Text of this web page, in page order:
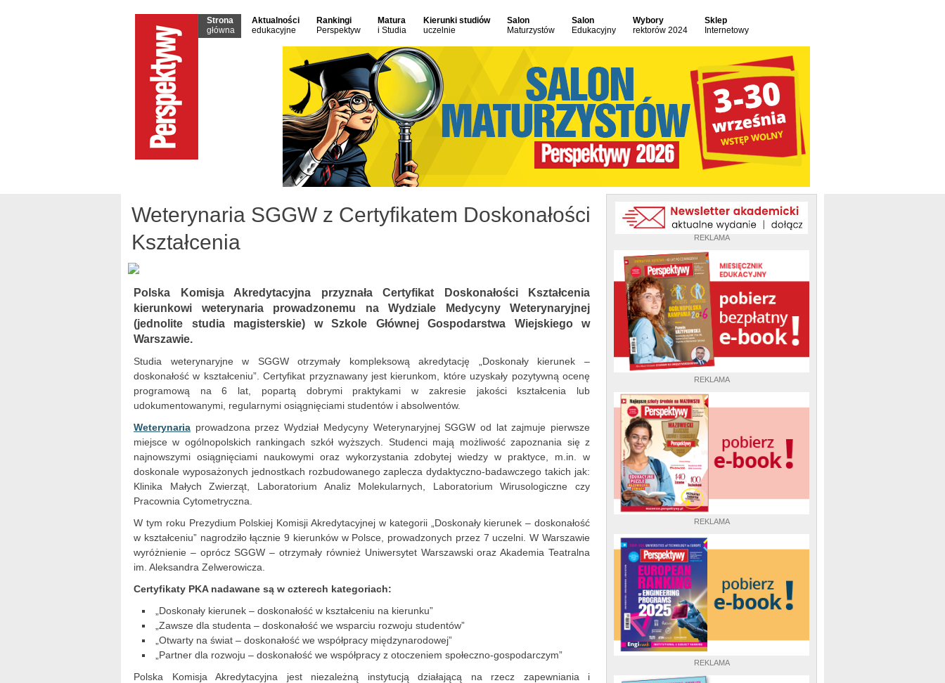
Strona
główna
Aktualności
edukacyjne
Rankingi
Perspektyw
Matura
i Studia
Kierunki studiów
uczelnie
Salon
Maturzystów
Salon
Edukacyjny
Wybory
rektorów 2024
Sklep
Internetowy
REKLAMA
REKLAMA
REKLAMA
REKLAMA
Weterynaria SGGW z Certyfikatem Doskonałości
Kształcenia
Polska Komisja Akredytacyjna przyznała Certyfikat Doskonałości Kształcenia
kierunkowi weterynaria prowadzonemu na Wydziale Medycyny Weterynaryjnej
(jednolite studia magisterskie) w Szkole Głównej Gospodarstwa Wiejskiego w
Warszawie.
Studia weterynaryjne w SGGW otrzymały kompleksową akredytację „Doskonały kierunek –
doskonałość w kształceniu”. Certyfikat przyznawany jest kierunkom, które uzyskały pozytywną ocenę
programową na 6 lat, popartą dobrymi praktykami w zakresie jakości kształcenia lub
udokumentowanymi, regularnymi osiągnięciami studentów i absolwentów.
Weterynaria prowadzona przez Wydział Medycyny Weterynaryjnej SGGW od lat zajmuje pierwsze
miejsce w ogólnopolskich rankingach szkół wyższych. Studenci mają możliwość zapoznania się z
najnowszymi osiągnięciami naukowymi oraz wykorzystania zdobytej wiedzy w praktyce, m.in. w
doskonale wyposażonych jednostkach rozbudowanego zaplecza dydaktyczno-badawczego takich jak:
Klinika Małych Zwierząt, Laboratorium Analiz Molekularnych, Laboratorium Wirusologiczne czy
Pracownia Cytometryczna.
W tym roku Prezydium Polskiej Komisji Akredytacyjnej w kategorii „Doskonały kierunek – doskonałość
w kształceniu” nagrodziło łącznie 9 kierunków w Polsce, prowadzonych przez 7 uczelni. W Warszawie
wyróżnienie – oprócz SGGW – otrzymały również Uniwersytet Warszawski oraz Akademia Teatralna
im. Aleksandra Zelwerowicza.
Certyfikaty PKA nadawane są w czterech kategoriach:
„Doskonały kierunek – doskonałość w kształceniu na kierunku”
„Zawsze dla studenta – doskonałość we wsparciu rozwoju studentów”
„Otwarty na świat – doskonałość we współpracy międzynarodowej”
„Partner dla rozwoju – doskonałość we współpracy z otoczeniem społeczno-gospodarczym”
Polska Komisja Akredytacyjna jest niezależną instytucją działającą na rzecz zapewniania i